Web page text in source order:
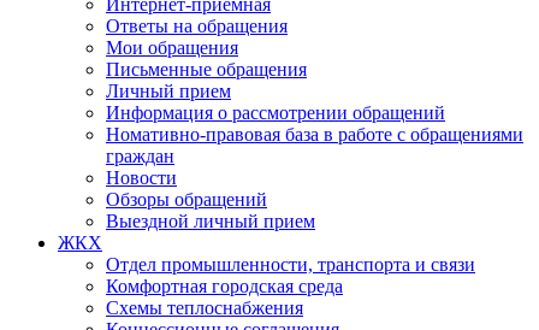
Интернет-приёмная
Ответы на обращения
Мои обращения
Письменные обращения
Личный прием
Информация о рассмотрении обращений
Номативно-правовая база в работе с обращениями
граждан
Новости
Обзоры обращений
Выездной личный прием
ЖКХ
Отдел промышленности, транспорта и связи
Комфортная городская среда
Схемы теплоснабжения